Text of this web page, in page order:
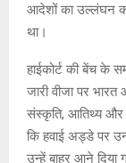
आदेशों का उल्लंघन
था।
हाईकोर्ट की बेंच के
जारी वीजा पर
संस्कृति, आतिथ्य और
कि हवाई अड्डे पर
उन्हें बाहर आने दिया